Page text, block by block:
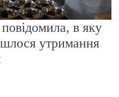
в яку
утримання